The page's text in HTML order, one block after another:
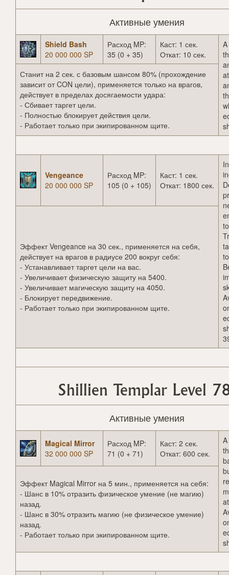
Активные умения
Shield Bash
20 000 000 SP
Расход MP:
35 (0 + 35)
Каст: 1 сек.
Откат: 10 сек.
Станит на 2 сек. с базовым шансом 80% (прохождение
зависит от CON цели), применяется только на врагов,
действует в пределах досягаемости удара:
- Сбивает таргет цели.
- Полностью блокирует действия цели.
- Работает только при экипированном щите.
Vengeance
20 000 000 SP
Расход MP:
105 (0 + 105)
Каст: 1 сек.
Откат: 1800 сек.
Эффект Vengeance на 30 сек., применяется на себя,
действует на врагов в радиусе 200 вокруг себя:
- Устанавливает таргет цели на вас.
- Увеличивает физическую защиту на 5400.
- Увеличивает магическую защиту на 4050.
- Блокирует передвижение.
- Работает только при экипированном щите.
Shillien Templar Level
Активные умения
Magical Mirror
32 000 000 SP
Расход MP:
71 (0 + 71)
Каст: 2 сек.
Откат: 600 сек.
Эффект Magical Mirror на 5 мин., применяется на себя:
- Шанс в 10% отразить физическое умение (не магию)
назад.
- Шанс в 30% отразить магию (не физическое умение)
назад.
- Работает только при экипированном щите.